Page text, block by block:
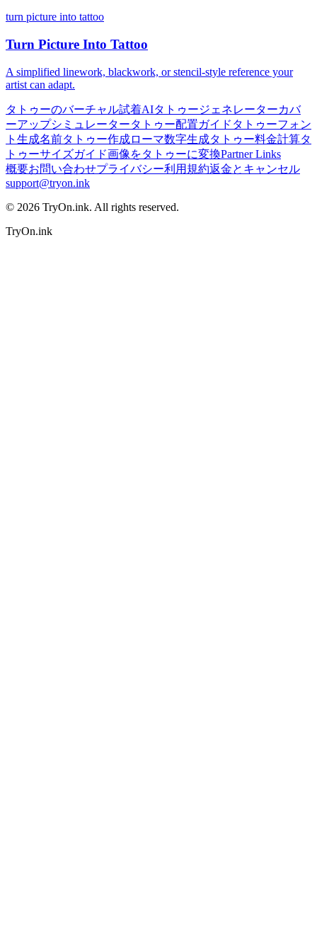
turn picture into tattoo
Turn Picture Into Tattoo
A simplified linework, blackwork, or stencil-style reference your
artist can adapt.
タトゥーのバーチャル試着AIタトゥージェネレーターカバ
ーアップシミュレータータトゥー配置ガイド タトゥーフォン
ト生成名前タトゥー作成ローマ数字生成タトゥー料金計算タ
トゥーサイズガイド画像をタトゥーに変換Partner Links
概要お問い合わせプライバシー利用規約返金とキャンセル
support@tryon.ink
© 2026 TryOn.ink. All rights reserved.
TryOn.ink